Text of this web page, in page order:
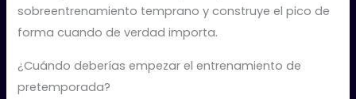
sobreentrenamiento temprano y construye el pico de
forma cuando de verdad importa.
¿Cuándo deberías empezar el entrenamiento de
pretemporada?